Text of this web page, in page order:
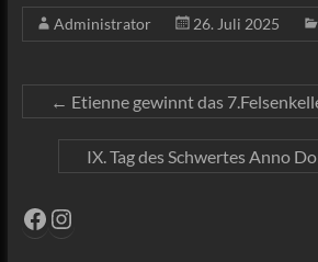
Administrator 26. Juli 2025
← Etienne gewinnt das
IX. Tag des Schwertes Anno
Facebook
Instagram